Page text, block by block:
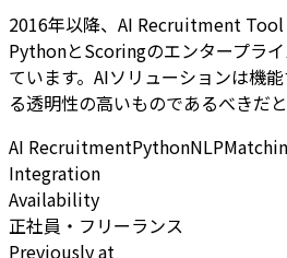
2016年以降、AI Recruitment
PythonとScoringのエンタープラ
ています。AIソリューションは機
る透明性の高いものであるべきだと
AI RecruitmentPythonNLP
Integration
Availability
正社員・フリーランス
Previously at